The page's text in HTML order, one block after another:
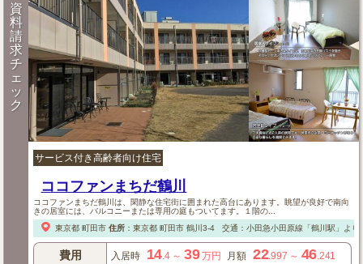
資
料
請
求
チ
ェ
ッ
ク
サービス付き高齢者向け住宅
ココファンまちだ鶴川
ココファンまちだ鶴川は、閑静な住宅街に囲まれた高台にあります。眺望が良好で南向
きの居室には、バルコニーまたは専用の庭もついてます。１階の...
東京都 町田市 住所： 東京都 町田市鶴川3-4 交通：小田急小田原線「鶴川駅」よ
費用 入居時 14.4～ 39万円 月額 22.997 ～ 46.241